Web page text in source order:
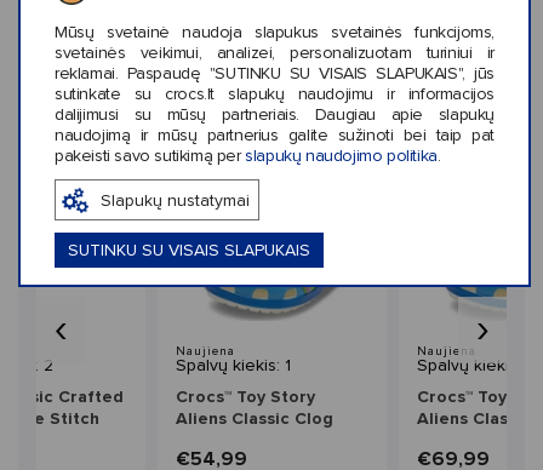
Mūsų svetainė naudoja slapukus svetainės funkcijoms,
svetainės veikimui, analizei, personalizuotam turiniui ir
reklamai. Paspaudę "SUTINKU SU VISAIS SLAPUKAIS", jūs
sutinkate su crocs.lt slapukų naudojimu ir informacijos
dalijimusi su mūsų partneriais. Daugiau apie slapukų
naudojimą ir mūsų partnerius galite sužinoti bei taip pat
pakeisti savo sutikimą per slapukų naudojimo politika.
Slapukų nustatymai
SUTINKU SU VISAIS SLAPUKAIS
Panašaus stiliaus prekės
2
Crafted
Stitch
Naujiena
Spalvų kiekis: 1
Crocs™ Toy Story
Aliens Classic Clog
€54,99
Naujiena
Spalvų kiekis: 1
Crocs™ Toy
Aliens Classic
€69,99
‹ ›